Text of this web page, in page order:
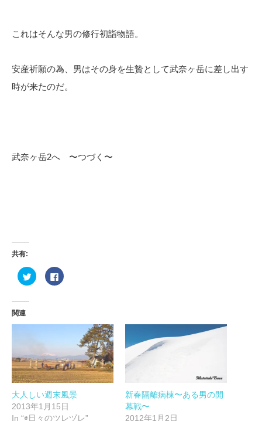
これはそんな男の修行初詣物語。
安産祈願の為、男はその身を生贄として武奈ヶ岳に差し出す
時が来たのだ。
武奈ヶ岳2へ 〜つづく〜
共有:
ク
リ
で
(新
い
ウ
ィ
ン
ウ
で
開
き
Facebook
で
は
し
て
く
だ
い
(新
し
い
関連
大人しい週末風景
2013年1月15日
In “◉日々のツレヅレ”
新春隔離病棟〜ある男の開
幕戦〜
2012年1月2日